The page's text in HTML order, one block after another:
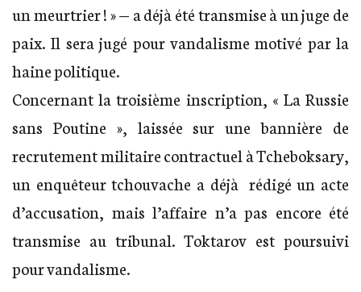
un meurtrier ! » — a déjà été transmise à un juge de
paix. Il sera jugé pour vandalisme motivé par la
haine politique.
Concernant la troisième inscription, « La Russie
sans Poutine », laissée sur une bannière de
recrutement militaire contractuel à Tcheboksary,
un enquêteur tchouvache a déjà rédigé un acte
d’accusation, mais l’affaire n’a pas encore été
transmise au tribunal. Toktarov est poursuivi
pour vandalisme.